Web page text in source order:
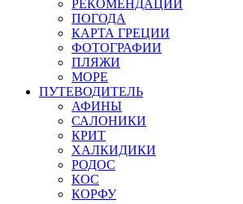
РЕКОМЕНДАЦИИ
ПОГОДА
КАРТА ГРЕЦИИ
ФОТОГРАФИИ
ПЛЯЖИ
МОРЕ
ПУТЕВОДИТЕЛЬ
АФИНЫ
САЛОНИКИ
КРИТ
ХАЛКИДИКИ
РОДОС
КОС
КОРФУ